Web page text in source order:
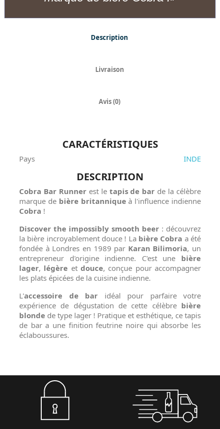
Description
Livraison
Avis (0)
CARACTÉRISTIQUES
Pays INDE
DESCRIPTION
Cobra Bar Runnerest le tapis de bar de la célèbre
marque de bière britanniqueà l'influence indienne
Cobra !
Discover the impossibly smooth beer : découvrez
la bière incroyablement douce ! La bière Cobra a été
fondée à Londres en 1989 par Karan Bilimoria, un
entrepreneur d'origine indienne. C'est une bière
lager, légère etdouce, conçue pour accompagner
les plats épicées de la cuisine indienne.
L'accessoire de bar idéal pour parfaire votre
expérience de dégustation de cette célèbre bière
blonde de type lager ! Pratique et esthétique, ce tapis
de bar a une finition feutrine noire qui absorbe les
éclaboussures.